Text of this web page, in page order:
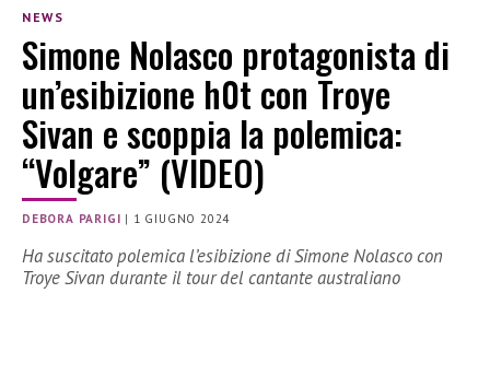
NEWS
Simone Nolasco protagonista di
un’esibizione h0t con Troye
Sivan e scoppia la polemica:
“Volgare” (VIDEO)
DEBORA PARIGI | 1 GIUGNO 2024
Ha suscitato polemica l’esibizione di Simone Nolasco con
Troye Sivan durante il tour del cantante australiano